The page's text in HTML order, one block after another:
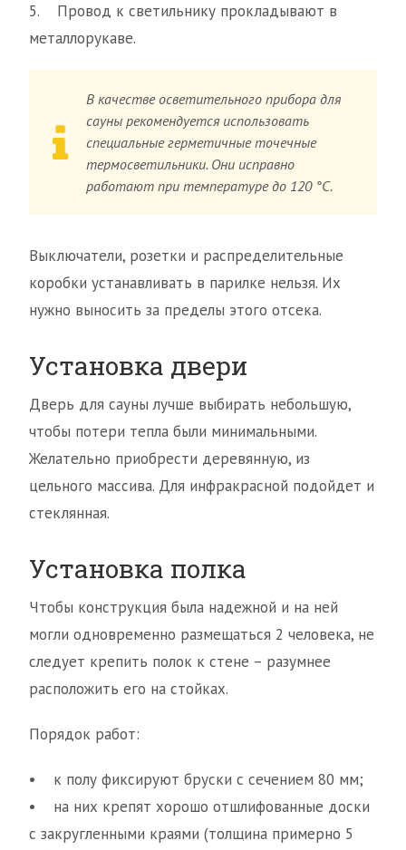
5. Провод к светильнику прокладывают в
металлорукаве.
В качестве осветительного прибора для
сауны рекомендуется использовать
специальные герметичные точечные
термосветильники. Они исправно
работают при температуре до 120 °С.
Выключатели, розетки и распределительные
коробки устанавливать в парилке нельзя. Их
нужно выносить за пределы этого отсека.
Установка двери
Дверь для сауны лучше выбирать небольшую,
чтобы потери тепла были минимальными.
Желательно приобрести деревянную, из
цельного массива. Для инфракрасной подойдет и
стеклянная.
Установка полка
Чтобы конструкция была надежной и на ней
могли одновременно размещаться 2 человека, не
следует крепить полок к стене – разумнее
расположить его на стойках.
Порядок работ:
• к полу фиксируют бруски с сечением 80 мм;
• на них крепят хорошо отшлифованные доски
с закругленными краями (толщина примерно 5